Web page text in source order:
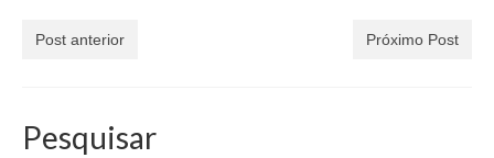
Post anterior Próximo Post
Pesquisar